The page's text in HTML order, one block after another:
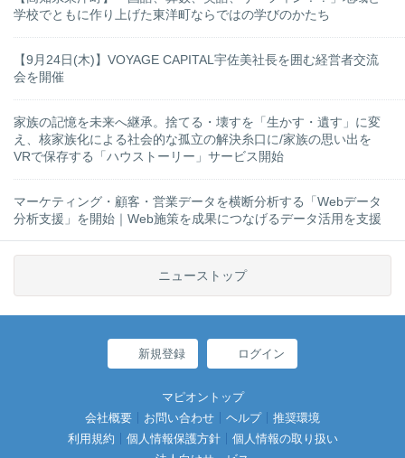
学校でともに作り上げた東洋町ならではの学びのかたち
【9月24日(木)】VOYAGE CAPITAL宇佐美社長を囲む経営者交流
会を開催
家族の記憶を未来へ継承。捨てる・壊すを「生かす・遺す」に変
え、核家族化による社会的な孤立の解決糸口に/家族の思い出を
VRで保存する「ハウストーリー」サービス開始
マーケティング・顧客・営業データを横断分析する「Webデータ
分析支援」を開始｜Web施策を成果につなげるデータ活用を支援
ニューストップ
新規登録 ログイン
マピオントップ
会社概要
お問い合わせ ヘルプ
推奨環境
利用規約
個人情報保護方針
個人情報の取り扱い